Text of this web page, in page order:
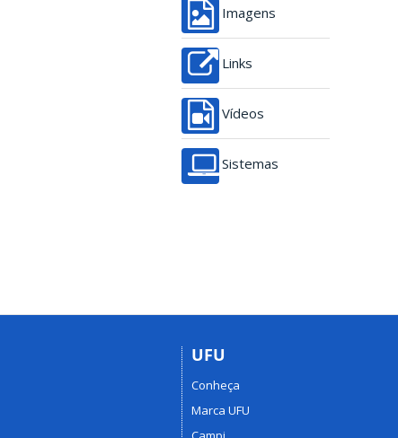
Imagens
Links
Vídeos
Sistemas
UFU
Conheça
Marca UFU